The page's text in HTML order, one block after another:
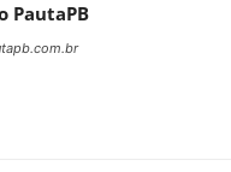
PautaPB